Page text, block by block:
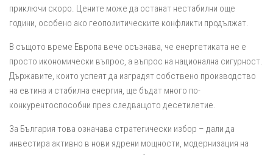
приключи скоро. Цените може да останат нестабилни още
години, особено ако геополитическите конфликти продължат.
В същото време Европа вече осъзнава, че енергетиката не е
просто икономически въпрос, а въпрос на национална сигурност.
Държавите, които успеят да изградят собствено производство
на евтина и стабилна енергия, ще бъдат много по-
конкурентоспособни през следващото десетилетие.
За България това означава стратегически избор – дали да
инвестира активно в нови ядрени мощности, модернизация на